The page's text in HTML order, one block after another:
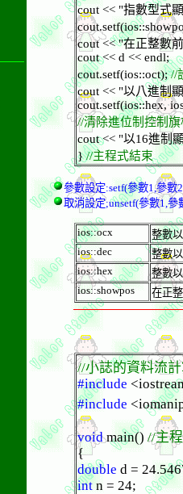
cout << "指數型式
cout << "在正整數
cout << d << endl;
cout.setf(ios::oct);//
cout << "以八進制
cout.setf(ios::hex,
//清除進位制控制
cout << "以16進制
}//主程式結束
參數設定:setf(參數1,參數
取消設定;unsetf(參數1,參
ios::ocx
整數
ios::dec
整數
ios::hex
整數
ios::showpos
在正
//小誌的資料流
#include
#include
voidmain() //主
{
double d =
intn = 24;